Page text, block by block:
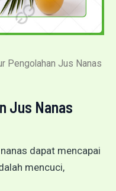
Pengolahan Jus Nanas
Jus Nanas
dapat mencapai
mencuci,